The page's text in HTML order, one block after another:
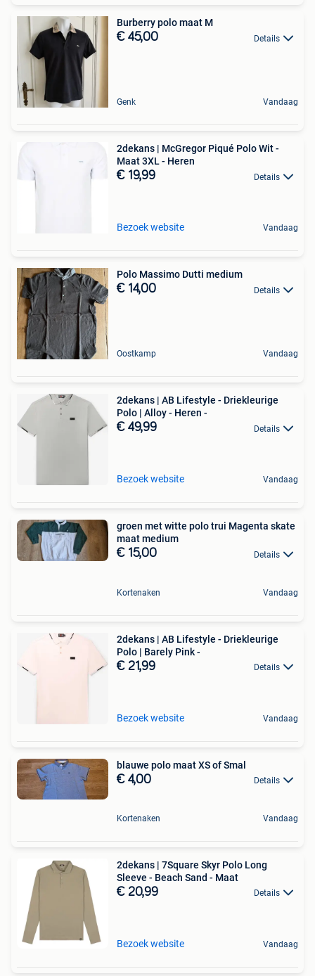
Burberry polo maat M
€ 45,00 Details
Genk Vandaag
2dekans | McGregor Piqué Polo Wit -
Maat 3XL - Heren
€ 19,99 Details
Bezoek website Vandaag
Polo Massimo Dutti medium
€ 14,00 Details
Oostkamp Vandaag
2dekans | AB Lifestyle - Driekleurige
Polo | Alloy - Heren -
€ 49,99 Details
Bezoek website Vandaag
groen met witte polo trui Magenta skate
maat medium
€ 15,00 Details
Kortenaken Vandaag
2dekans | AB Lifestyle - Driekleurige
Polo | Barely Pink -
€ 21,99 Details
Bezoek website Vandaag
blauwe polo maat XS of Smal
€ 4,00 Details
Kortenaken Vandaag
2dekans | 7Square Skyr Polo Long
Sleeve - Beach Sand - Maat
€ 20,99 Details
Bezoek website Vandaag